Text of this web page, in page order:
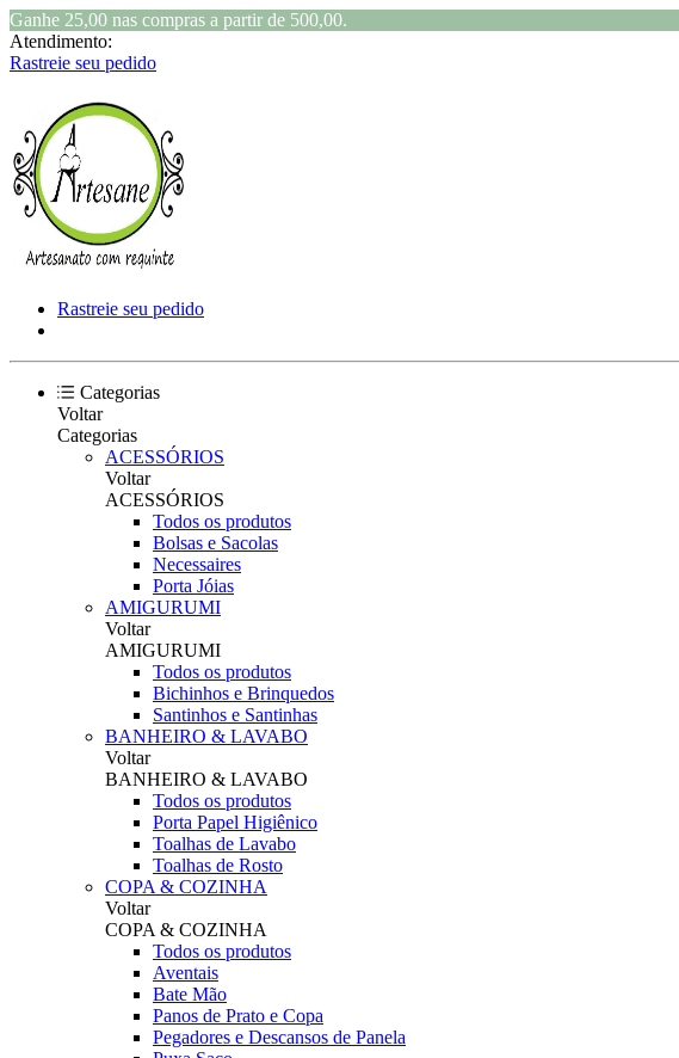
Ganhe 25,00 nas compras a partir de 500,00.
Atendimento:
Rastreie seu pedido
Rastreie seu pedido
Categorias
Voltar
Categorias
ACESSÓRIOS
Voltar
ACESSÓRIOS
Todos os produtos
Bolsas e Sacolas
Necessaires
Porta Jóias
AMIGURUMI
Voltar
AMIGURUMI
Todos os produtos
Bichinhos e Brinquedos
Santinhos e Santinhas
BANHEIRO & LAVABO
Voltar
BANHEIRO & LAVABO
Todos os produtos
Porta Papel Higiênico
Toalhas de Lavabo
Toalhas de Rosto
COPA & COZINHA
Voltar
COPA & COZINHA
Todos os produtos
Aventais
Bate Mão
Panos de Prato e Copa
Pegadores e Descansos de Panela